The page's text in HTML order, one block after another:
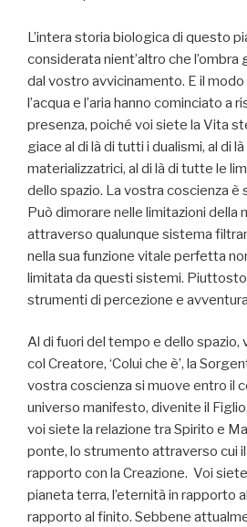
L’intera storia biologica di questo
considerata nient’altro che
dal vostro avvicinamento. E il modo
l’acqua e l’aria hanno cominciato a
presenza, poiché voi siete la Vita
giace al di là di tutti i dualismi, al di
materializzatrici, al di là di tutte le
dello spazio. La vostra coscienza è
Può dimorare nelle limitazioni della
attraverso qualunque sistema
nella sua funzione vitale perfetta
limitata da questi sistemi. Piuttosto
strumenti di percezione e
Al di fuori del tempo e dello spazio,
col Creatore, ‘Colui che è’, la
vostra coscienza si muove entro il
universo manifesto, divenite il
voi siete la relazione tra Spirito e
ponte, lo strumento attraverso cui
rapporto con la Creazione. Voi
pianeta terra, l’eternità in rapporto
rapporto al finito. Sebbene